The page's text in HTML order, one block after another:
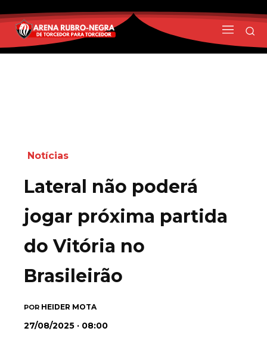
Notícias
Lateral não poderá
jogar próxima partida
do Vitória no
Brasileirão
POR HEIDER MOTA
27/08/2025 · 08:00